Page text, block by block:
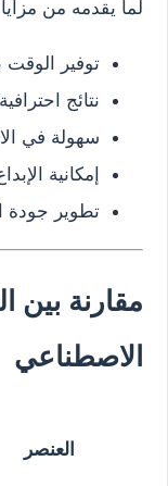
لما يقدمه من
توفير الوقت
نتائج
سهولة في
إمكانية
تطوير جودة
مقارنة بين
الاصطناعي
العنصر